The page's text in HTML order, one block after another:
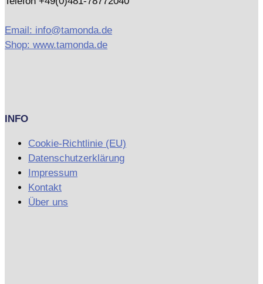
Email: info@tamonda.de
Shop: www.tamonda.de
INFO
Cookie-Richtlinie (EU)
Datenschutzerklärung
Impressum
Kontakt
Über uns